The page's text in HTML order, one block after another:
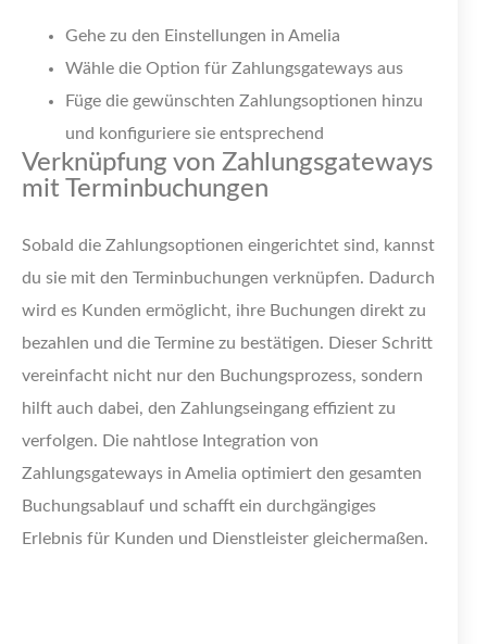
Gehe zu den Einstellungen in Amelia
Wähle die Option für Zahlungsgateways aus
Füge die gewünschten Zahlungsoptionen hinzu
und konfiguriere sie entsprechend
Verknüpfung von Zahlungsgateways
mit Terminbuchungen
Sobald die Zahlungsoptionen eingerichtet sind, kannst
du sie mit den Terminbuchungen verknüpfen. Dadurch
wird es Kunden ermöglicht, ihre Buchungen direkt zu
bezahlen und die Termine zu bestätigen. Dieser Schritt
vereinfacht nicht nur den Buchungsprozess, sondern
hilft auch dabei, den Zahlungseingang effizient zu
verfolgen. Die nahtlose Integration von
Zahlungsgateways in Amelia optimiert den gesamten
Buchungsablauf und schafft ein durchgängiges
Erlebnis für Kunden und Dienstleister gleichermaßen.